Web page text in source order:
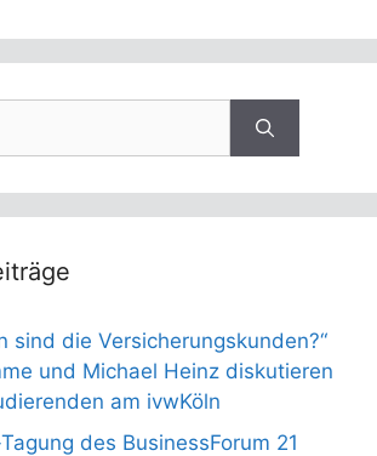
sind die Versicherungskunden?“
und Michael Heinz diskutieren
am ivwKöln
des BusinessForum 21